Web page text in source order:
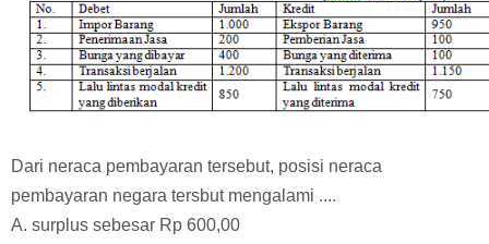
E. Rp 27.150.000,00
25. Di bawah ini data Neraca Pembayaran Negara “Antah
Berantah” tahun 2018 (dalam miliaran rupiah